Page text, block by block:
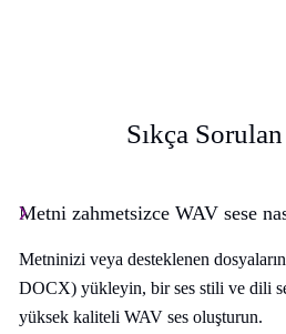
Sıkça
Metni zahmetsizce WAV sese
Metninizi veya desteklenen
DOCX) yükleyin, bir ses stili ve dili
yüksek kaliteli WAV ses oluşturun.